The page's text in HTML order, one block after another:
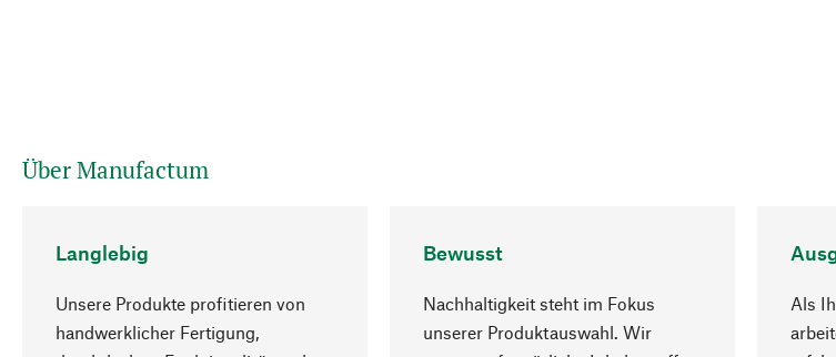
Über Manufactum
Langlebig
Unsere Produkte profitieren von
handwerklicher Fertigung,
Bewusst
Nachhaltigkeit steht im Fokus
unserer Produktauswahl. Wir
Als